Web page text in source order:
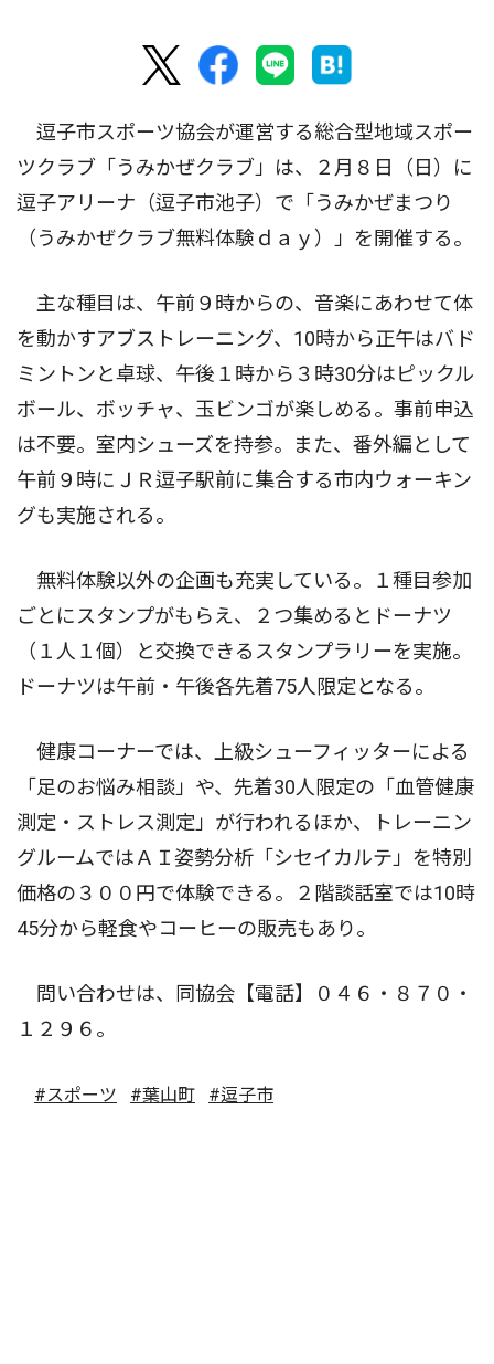
逗子市スポーツ協会が運営する総合型地域スポー
ツクラブ「うみかぜクラブ」は、２月８日（日）に
逗子アリーナ（逗子市池子）で「うみかぜまつり
（うみかぜクラブ無料体験ｄａｙ）」を開催する。
主な種目は、午前９時からの、音楽にあわせて体
を動かすアブストレーニング、10時から正午はバド
ミントンと卓球、午後１時から３時30分はピックル
ボール、ボッチャ、玉ビンゴが楽しめる。事前申込
は不要。室内シューズを持参。また、番外編として
午前９時にＪＲ逗子駅前に集合する市内ウォーキン
グも実施される。
無料体験以外の企画も充実している。１種目参加
ごとにスタンプがもらえ、２つ集めるとドーナツ
（１人１個）と交換できるスタンプラリーを実施。
ドーナツは午前・午後各先着75人限定となる。
健康コーナーでは、上級シューフィッターによる
「足のお悩み相談」や、先着30人限定の「血管健康
測定・ストレス測定」が行われるほか、トレーニン
グルームではＡＩ姿勢分析「シセイカルテ」を特別
価格の３００円で体験できる。２階談話室では10時
45分から軽食やコーヒーの販売もあり。
問い合わせは、同協会【電話】０４６・８７０・
１２９６。
#スポーツ #葉山町 #逗子市